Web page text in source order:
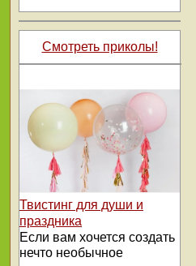
Смотреть приколы!
Твистинг для души и
праздника
Если вам хочется создать
нечто необычное